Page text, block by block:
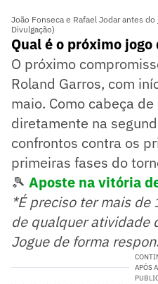
João Fonseca e Rafael Jodar antes
Divulgação)
Qual é o próximo jogo
O próximo
Roland Garros, com
maio. Como cabeça
diretamente na
confrontos contra os
primeiras fases do
🎾 Aposte na vitória
*É preciso ter mais
de qualquer atividade
Jogue de forma
APÓS A